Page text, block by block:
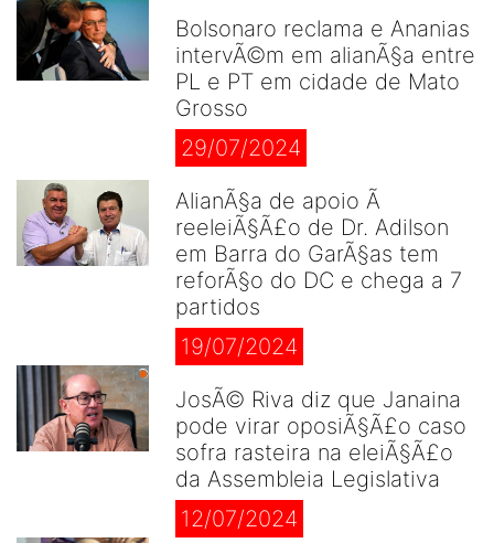
Bolsonaro reclama e Ananias
intervÃ©m em alianÃ§a entre
PL e PT em cidade de Mato
Grosso
29/07/2024
AlianÃ§a de apoio Ã
reeleiÃ§Ã£o de Dr. Adilson
em Barra do GarÃ§as tem
reforÃ§o do DC e chega a 7
partidos
19/07/2024
JosÃ© Riva diz que Janaina
pode virar oposiÃ§Ã£o caso
sofra rasteira na eleiÃ§Ã£o
da Assembleia Legislativa
12/07/2024